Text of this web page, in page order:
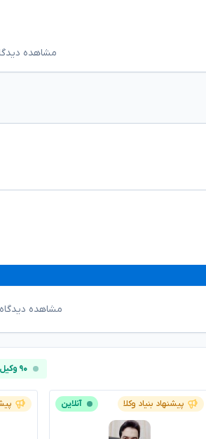
مشاهده
مشاهده
۹۰ وکیل آنلاین
پیشنهاد بنیاد وکلا آنلاین